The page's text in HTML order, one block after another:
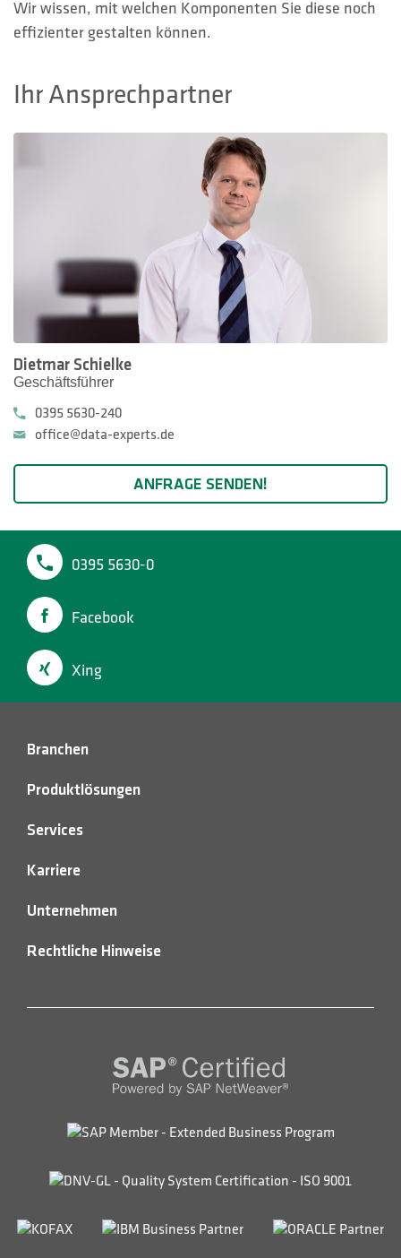
Wir wissen, mit welchen Komponenten Sie diese noch
effizienter gestalten können.
Ihr Ansprechpartner
Dietmar Schielke
Geschäftsführer
0395 5630-240
office@data-experts.de
ANFRAGE SENDEN!
0395 5630-0
Facebook
Xing
Branchen
Produktlösungen
Services
Karriere
Unternehmen
Rechtliche Hinweise